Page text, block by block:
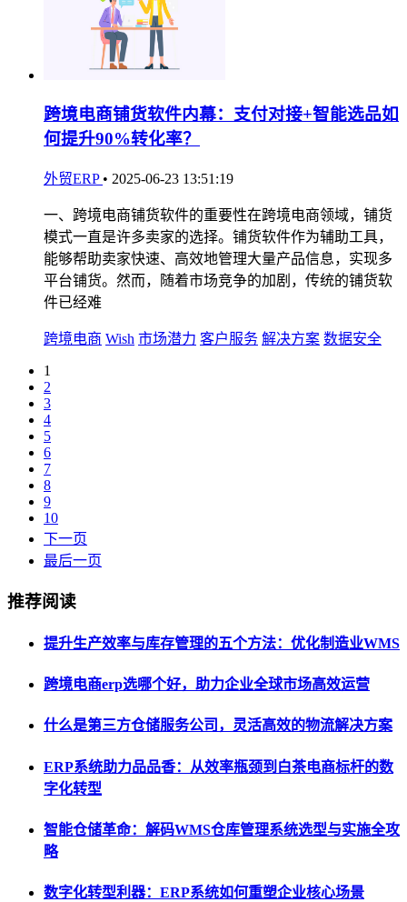
跨境电商铺货软件内幕：支付对接+智能选品如
何提升90%转化率？
外贸ERP • 2025-06-23 13:51:19
一、跨境电商铺货软件的重要性在跨境电商领域，铺货
模式一直是许多卖家的选择。铺货软件作为辅助工具，
能够帮助卖家快速、高效地管理大量产品信息，实现多
平台铺货。然而，随着市场竞争的加剧，传统的铺货软
件已经难
跨境电商 Wish 市场潜力 客户服务 解决方案 数据安全
1
2
3
4
5
6
7
8
9
10
下一页
最后一页
推荐阅读
提升生产效率与库存管理的五个方法：优化制造业WMS
跨境电商erp选哪个好，助力企业全球市场高效运营
什么是第三方仓储服务公司，灵活高效的物流解决方案
ERP系统助力品品香：从效率瓶颈到白茶电商标杆的数
字化转型
智能仓储革命：解码WMS仓库管理系统选型与实施全攻
略
数字化转型利器：ERP系统如何重塑企业核心场景